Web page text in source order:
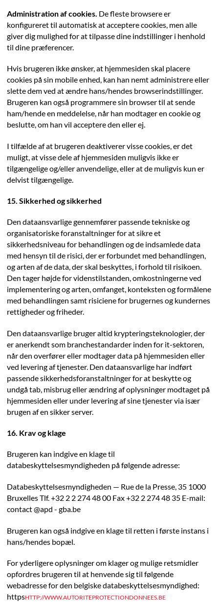
Administration af cookies. De fleste browsere er
konfigureret til automatisk at acceptere cookies, men alle
giver dig mulighed for at tilpasse dine indstillinger i henhold
til dine præferencer.
Hvis brugeren ikke ønsker, at hjemmesiden skal placere
cookies på sin mobile enhed, kan han nemt administrere eller
slette dem ved at ændre hans/hendes browserindstillinger.
Brugeren kan også programmere sin browser til at sende
ham/hende en meddelelse, når han modtager en cookie og
beslutte, om han vil acceptere den eller ej.
I tilfælde af at brugeren deaktiverer visse cookies, er det
muligt, at visse dele af hjemmesiden muligvis ikke er
tilgængelige og/eller anvendelige, eller at de muligvis kun er
delvist tilgængelige.
15. Sikkerhed og sikkerhed
Den dataansvarlige gennemfører passende tekniske og
organisatoriske foranstaltninger for at sikre et
sikkerhedsniveau for behandlingen og de indsamlede data
med hensyn til de risici, der er forbundet med behandlingen,
og arten af de data, der skal beskyttes, i forhold til risikoen.
Den tager højde for videnstilstanden, omkostningerne ved
implementering og arten, omfanget, konteksten og formålene
med behandlingen samt risiciene for brugernes og kundernes
rettigheder og friheder.
Den dataansvarlige bruger altid krypteringsteknologier, der
er anerkendt som branchestandarder inden for it-sektoren,
når den overfører eller modtager data på hjemmesiden eller
ved levering af tjenester. Den dataansvarlige har indført
passende sikkerhedsforanstaltninger for at beskytte og
undgå tab, misbrug eller ændring af oplysninger modtaget på
hjemmesiden eller under levering af sine tjenester via især
brugen af en sikker server.
16. Krav og klage
Brugeren kan indgive en klage til
databeskyttelsesmyndigheden på følgende adresse:
Databeskyttelsesmyndigheden — Rue de la Presse, 35 1000
Bruxelles Tlf. +32 2 2 274 48 00 Fax +32 2 274 48 35 E-mail:
contact @apd - gba.be
Brugeren kan også indgive en klage til retten i første instans i
hans/hendes bopæl.
For yderligere oplysninger om klager og mulige retsmidler
opfordres brugeren til at henvende sig til følgende
webadresse for den belgiske databeskyttelsesmyndighed:
httpsHTTP://WWW.AUTORITEPROTECTIONDONNEES.BE